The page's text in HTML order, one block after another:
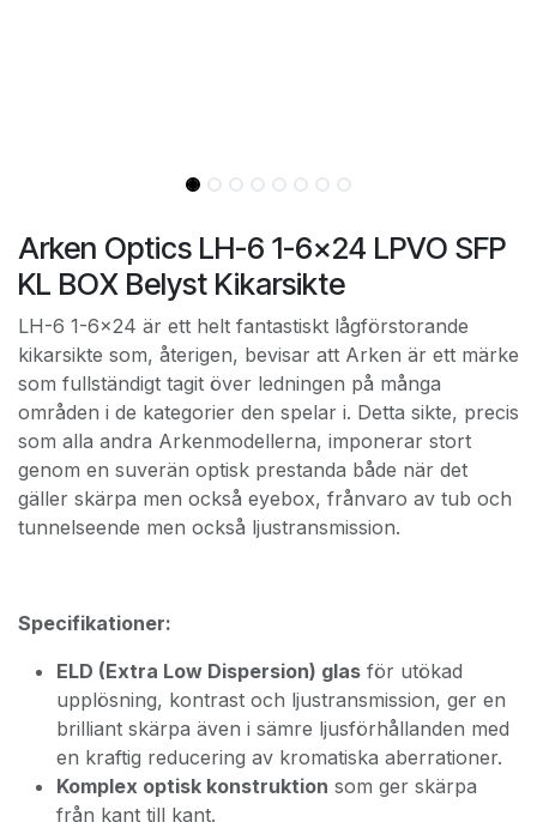
Arken Optics LH-6 1-6x24 LPVO SFP
KL BOX Belyst Kikarsikte
LH-6 1-6x24 är ett helt fantastiskt lågförstorande
kikarsikte som, återigen, bevisar att Arken är ett märke
som fullständigt tagit över ledningen på många
områden i de kategorier den spelar i. Detta sikte, precis
som alla andra Arkenmodellerna, imponerar stort
genom en suverän optisk prestanda både när det
gäller skärpa men också eyebox, frånvaro av tub och
tunnelseende men också ljustransmission.
Specifikationer:
ELD (Extra Low Dispersion) glas för utökad
upplösning, kontrast och ljustransmission, ger en
brilliant skärpa även i sämre ljusförhållanden med
en kraftig reducering av kromatiska aberrationer.
Komplex optisk konstruktion som ger skärpa
från kant till kant.